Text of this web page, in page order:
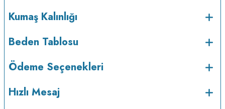
maksimum 30oC sıcaklıkta ve tersten yıkanır.
kurutulmaz.Orta ısıda ve tersten ütülenir.
Kumaş Kalınlığı
Beden Tablosu
Ödeme Seçenekleri
Hızlı Mesaj